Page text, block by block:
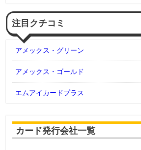
注目クチコミ
アメックス・グリーン
アメックス・ゴールド
エムアイカードプラス
カード発行会社一覧